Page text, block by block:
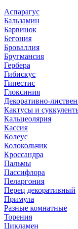
Аспарагус
Бальзамин
Барвинок
Бегония
Броваллия
Бругмансия
Гербера
Гибискус
Гипестис
Глоксиния
Декоративно-
Кактусы и
Кальцеолярия
Кассия
Колеус
Колокольчик
Кроссандра
Пальмы
Пассифлора
Пеларгония
Перец декоративный
Примула
Разные комнатные
Торения
Цикламен